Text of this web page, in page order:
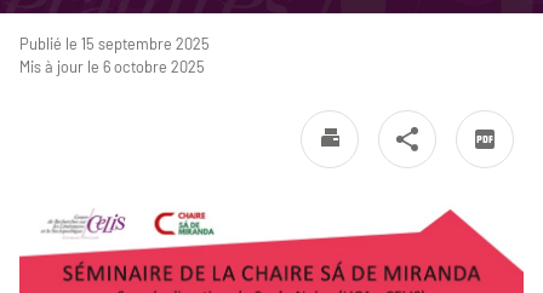
Publié le 15 septembre 2025
Mis à jour le 6 octobre 2025